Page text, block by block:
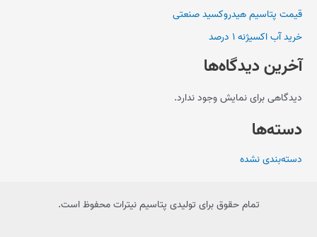
قیمت پتاسیم هیدروکسید صنعتی
خرید آب اکسیژنه ۱ درصد
آخرین دیدگاه‌ها
دیدگاهی برای نمایش وجود ندارد.
دسته‌ها
دسته‌بندی نشده
تمام حقوق برای تولیدی پتاسیم نیترات محفوظ است.